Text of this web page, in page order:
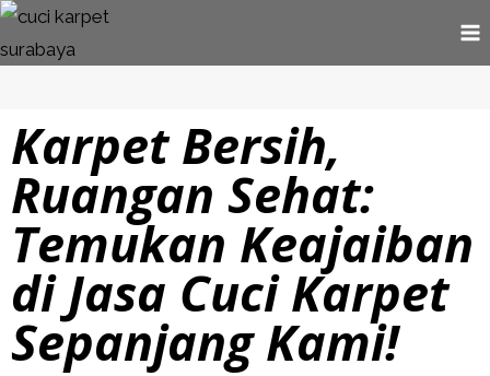
Karpet Bersih,
Ruangan Sehat:
Temukan Keajaiban
di Jasa Cuci Karpet
Sepanjang Kami!